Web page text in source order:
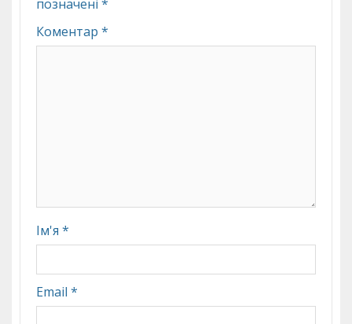
позначені *
Коментар *
Ім'я *
Email *